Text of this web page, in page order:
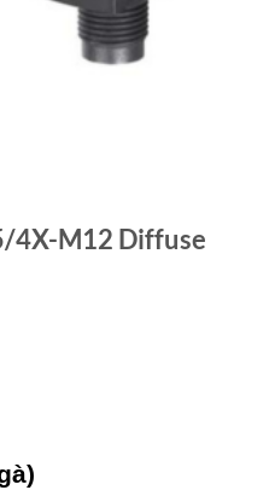
4X-M12 Diffuse